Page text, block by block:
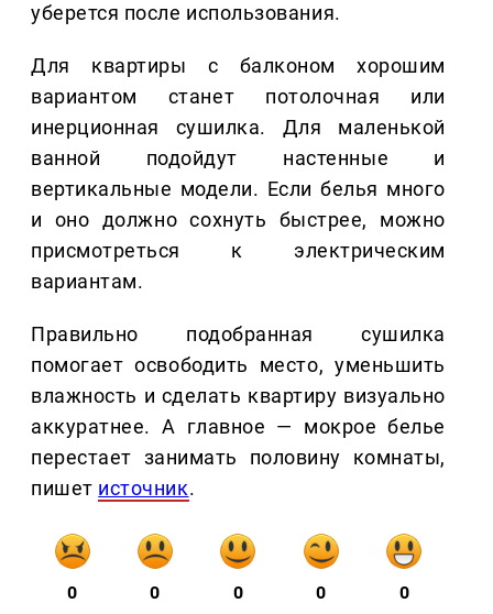
уберется после использования.
Для квартиры с балконом хорошим
вариантом станет потолочная или
инерционная сушилка. Для маленькой
ванной подойдут настенные и
вертикальные модели. Если белья много
и оно должно сохнуть быстрее, можно
присмотреться к электрическим
вариантам.
Правильно подобранная сушилка
помогает освободить место, уменьшить
влажность и сделать квартиру визуально
аккуратнее. А главное — мокрое белье
перестает занимать половину комнаты,
пишет источник.
0 0 0 0 0